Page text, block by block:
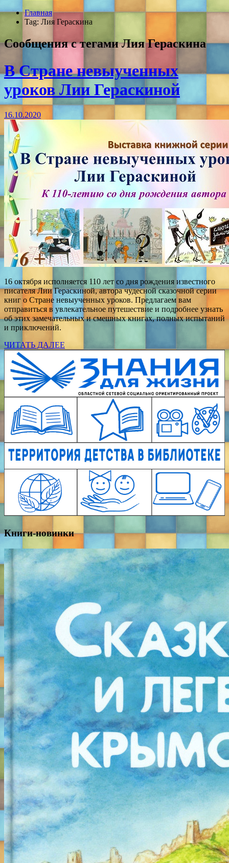
Главная
Tag: Лия Гераскина
Сообщения с тегамиЛия Гераскина
В Стране невыученных
уроков Лии Гераскиной
16.10.2020
16 октября исполняется 110 лет со дня рождения известного
писателя Лии Гераскиной, автора чудесной сказочной серии
книг о Стране невыученных уроков. Предлагаем вам
отправиться в увлекательное путешествие и подробнее узнать
об этих замечательных и смешных книгах, полных испытаний
и приключений.
ЧИТАТЬ ДАЛЕЕ
Книги-новинки